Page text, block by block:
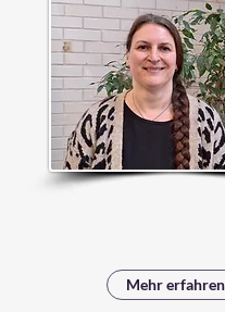
Mehr erfahren